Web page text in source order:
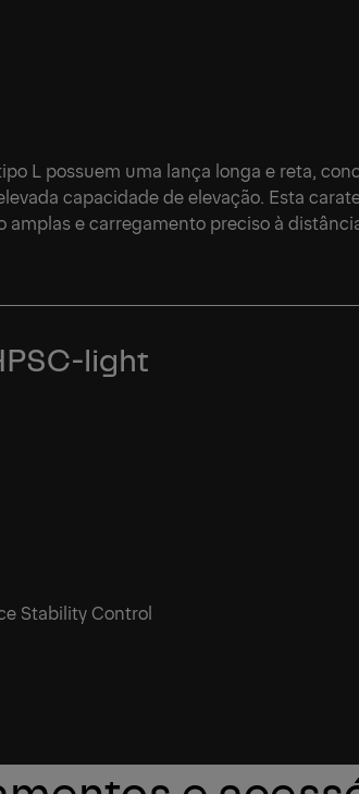
L possuem uma lança longa e reta,
capacidade de elevação. Esta
amplas e carregamento preciso à
light
Stability Control